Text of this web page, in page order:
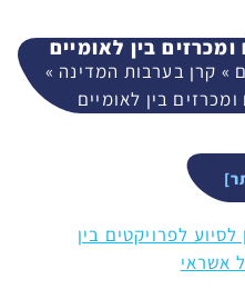
בין לאומיים
» קרן בערבות המדינה »
בין לאומיים
לפרויקטים בין
אשראי